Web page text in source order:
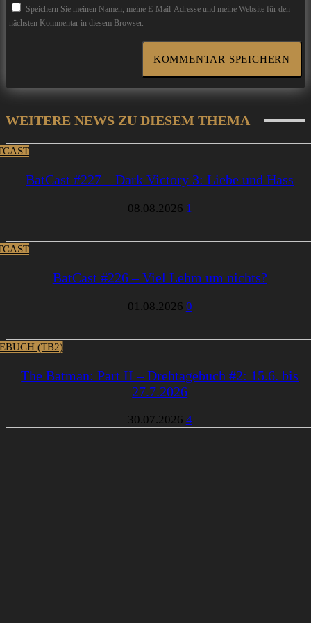
Speichern Sie meinen Namen, meine E-Mail-Adresse und meine Website für den
nächsten Kommentar in diesem Browser.
WEITERE NEWS ZU DIESEM THEMA
BatCast #227 – Dark Victory 3: Liebe und Hass
08.08.2026 1
BatCast #226 – Viel Lehm um nichts?
01.08.2026 0
(TB2)
The Batman: Part II – Drehtagebuch #2: 15.6. bis
27.7.2026
30.07.2026 4